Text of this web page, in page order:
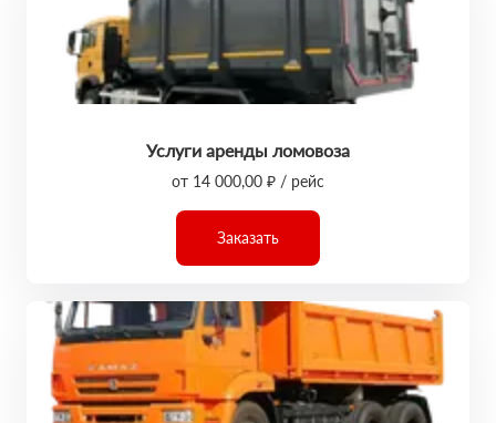
Услуги аренды ломовоза
от 14 000,00 ₽ / рейс
Заказать